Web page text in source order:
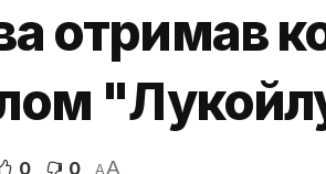
отримав
0 0 AA